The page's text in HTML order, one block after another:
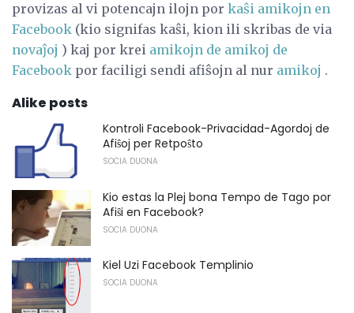
provizas al vi potencajn ilojn por kaŝi amikojn en
Facebook (kio signifas kaŝi, kion ili skribas de via
novaĵoj ) kaj por krei amikojn de amikoj de
Facebook por faciligi sendi afiŝojn al nur amikoj .
Alike posts
Kontroli Facebook-Privacidad-Agordoj de
Afiŝoj per Retpoŝto
SOCIA DUONA
Kio estas la Plej bona Tempo de Tago por
Afiŝi en Facebook?
SOCIA DUONA
Kiel Uzi Facebook Templinio
SOCIA DUONA